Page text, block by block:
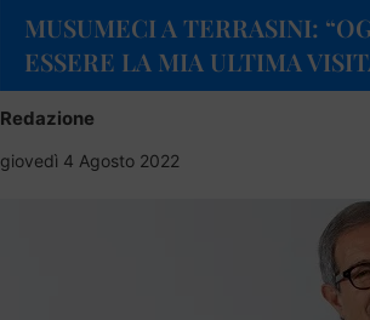
MUSUMECI A TERRASINI:
ESSERE LA MIA ULTIMA
Redazione
giovedì 4 Agosto 2022